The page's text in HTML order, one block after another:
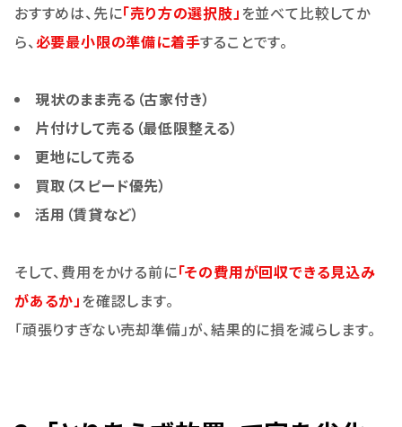
おすすめは、先に「売り方の選択肢」 を並べて比較してか
ら、必要最小限の準備に着手することです。
現状のまま売る（古家付き）
片付けして売る（最低限整える）
更地にして売る
買取（スピード優先）
活用（賃貸など）
そして、費用をかける前に「その費用が回収できる見込み
があるか」 を確認します。
「頑張りすぎない売却準備」が、結果的に損を減らします。